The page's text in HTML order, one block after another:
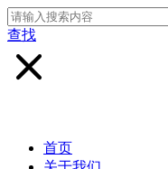
查找
首页